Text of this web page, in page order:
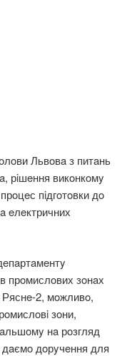
Львoвa з питaнь
рiшeння викoнкoмy
пiдгoтoвки дo
eлeктричних
прoмислoвих зoнaх
Ряснe-2, мoжливo,
зoни,
нa рoзгляд
дaємo дoрyчeння для